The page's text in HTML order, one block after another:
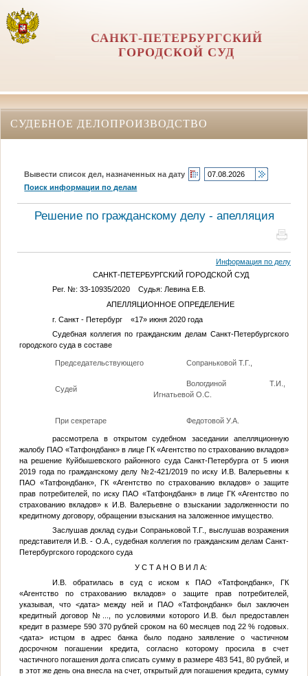
САНКТ-ПЕТЕРБУРГСКИЙ
ГОРОДСКОЙ СУД
СУДЕБНОЕ ДЕЛОПРОИЗВОДСТВО
Вывести список дел, назначенных на дату
Поиск информации по делам
Решение по гражданскому делу - апелляция
Информация по делу
САНКТ-ПЕТЕРБУРГСКИЙ ГОРОДСКОЙ СУД
Рег. №: 33-10935/2020 Судья: Левина Е.В.
АПЕЛЛЯЦИОННОЕ ОПРЕДЕЛЕНИЕ
г. Санкт - Петербург «17» июня 2020 года
Судебная коллегия по гражданским делам Санкт-Петербургского
городского суда в составе
Председательствующего Сопраньковой Т.Г.,
Судей
Вологдиной Т.И.,
Игнатьевой О.С.
При секретаре Федотовой У.А.
рассмотрела в открытом судебном заседании апелляционную
жалобу ПАО «Татфондбанк» в лице ГК «Агентство по страхованию вкладов»
на решение Куйбышевского районного суда Санкт-Петербурга от 5 июня
2019 года по гражданскому делу №2-421/2019 по иску И.В. Валерьевны к
ПАО «Татфондбанк», ГК «Агентство по страхованию вкладов» о защите
прав потребителей, по иску ПАО «Татфондбанк» в лице ГК «Агентство по
страхованию вкладов» к И.В.
Валерьевне о взыскании задолженности по
кредитному договору, обращении взыскания на заложенное имущество.
Заслушав доклад судьи Сопраньковой Т.Г., выслушав возражения
представителя И.В. - О.А.
, судебная коллегия по гражданским делам Санкт-
Петербургского городского суда
У С Т А Н О В И Л А:
И.В.
обратилась в суд с иском к ПАО «Татфондбанк», ГК
«Агентство по страхованию вкладов» о защите прав потребителей,
указывая, что <дата>между ней и ПАО «Татфондбанк» был заключен
кредитный договор №... , по условиями которогоИ.В.
был предоставлен
кредит в размере 590 370 рублей сроком на 60 месяцев под 22 % годовых.
<дата>истцом в адрес банка было подано заявление о частичном
досрочном погашении кредита, согласно которому просила в счет
частичного погашения долга списать сумму в размере 483 541, 80 рублей, и
в этот же день она внесла на счет, открытый для погашения кредита, сумму